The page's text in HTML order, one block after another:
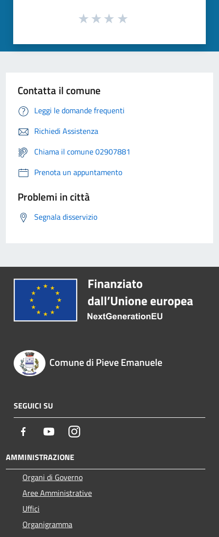
Contatta il comune
Leggi le domande frequenti
Richiedi Assistenza
Chiama il comune 02907881
Prenota un appuntamento
Problemi in città
Segnala disservizio
Comune di Pieve Emanuele
SEGUICI SU
Facebook YoutubeInstagram
AMMINISTRAZIONE
Organi di Governo
Aree Amministrative
Uffici
Organigramma